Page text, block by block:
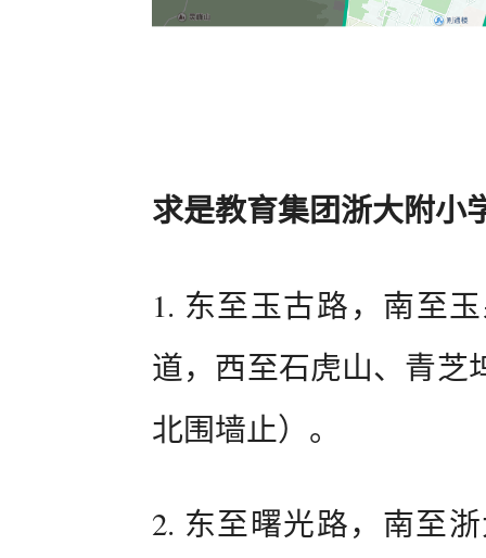
求是教育集团浙大附小
1. 东至玉古路，南至
道，西至石虎山、青芝
北围墙止）。
2. 东至曙光路，南至